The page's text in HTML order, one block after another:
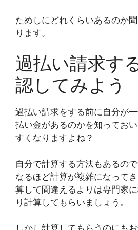
ためしにどれくらいあるのか
ります。
過払い請求す
認してみよう
過払い請求をする前に自分が
払い金があるのかを知ってお
すくなりますよね？
自分で計算する方法もあるの
なるほど計算が複雑になって
算して間違えるよりは専門家
り計算してもらいましょう。
しかし計算してもらうのにも